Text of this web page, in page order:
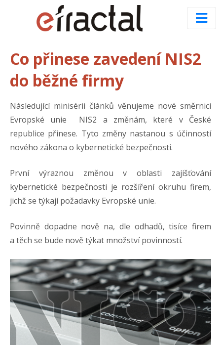
Co přinese zavedení NIS2
do běžné firmy
Následující minisérii článků věnujeme nové směrnici
Evropské unie NIS2 a změnám, které v České
republice přinese. Tyto změny nastanou s účinností
nového zákona o kybernetické bezpečnosti.
První výraznou změnou v oblasti zajišťování
kybernetické bezpečnosti je rozšíření okruhu firem,
jichž se týkají požadavky Evropské unie.
Povinně dopadne nově na, dle odhadů, tisíce firem
a těch se bude nově týkat množství povinností.